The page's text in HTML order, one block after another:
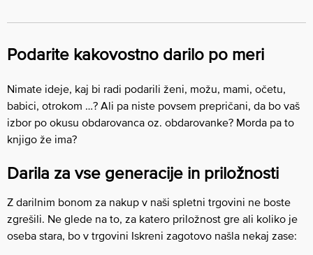
Podarite kakovostno darilo po meri
Nimate ideje, kaj bi radi podarili ženi, možu, mami, očetu,
babici, otrokom …? Ali pa niste povsem prepričani, da bo vaš
izbor po okusu obdarovanca oz. obdarovanke? Morda pa to
knjigo že ima?
Darila za vse generacije in priložnosti
Z darilnim bonom za nakup v naši spletni trgovini ne boste
zgrešili. Ne glede na to, za katero priložnost gre ali koliko je
oseba stara, bo v trgovini Iskreni zagotovo našla nekaj zase: